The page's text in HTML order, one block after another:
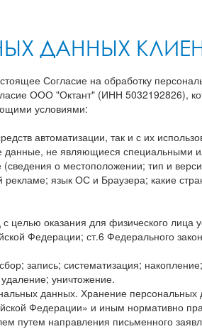
ДАННЫХ
Согласие на обработку
ООО "Октант" (ИНН 5032192826),
условиями:
автоматизации, так и с их
не являющиеся специальными
о местоположении; тип и
язык ОС и Браузера; какие
оказания для физического лица
Федерации; ст.6 Федерального
запись; систематизация;
уничтожение.
данных. Хранение
Федерации» и иным нормативно
путем направления письменного